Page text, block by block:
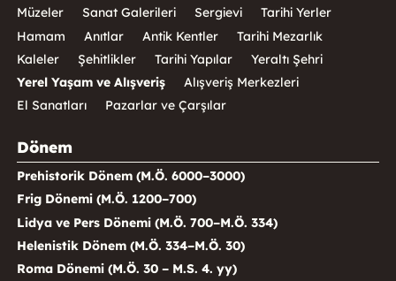
Müzeler
Sanat Galerileri Sergievi
Tarihi Yerler
Hamam
Anıtlar Antik Kentler
Tarihi Mezarlık
Kaleler
Şehitlikler Tarihi Yapılar
Yeraltı Şehri
Yerel Yaşam ve Alışveriş
Alışveriş Merkezleri
El Sanatları
Pazarlar ve Çarşılar
Dönem
Prehistorik Dönem (M.Ö. 6000–3000)
Frig Dönemi (M.Ö. 1200–700)
Lidya ve Pers Dönemi (M.Ö. 700–M.Ö. 334)
Helenistik Dönem (M.Ö. 334–M.Ö. 30)
Roma Dönemi (M.Ö. 30 – M.S. 4. yy)